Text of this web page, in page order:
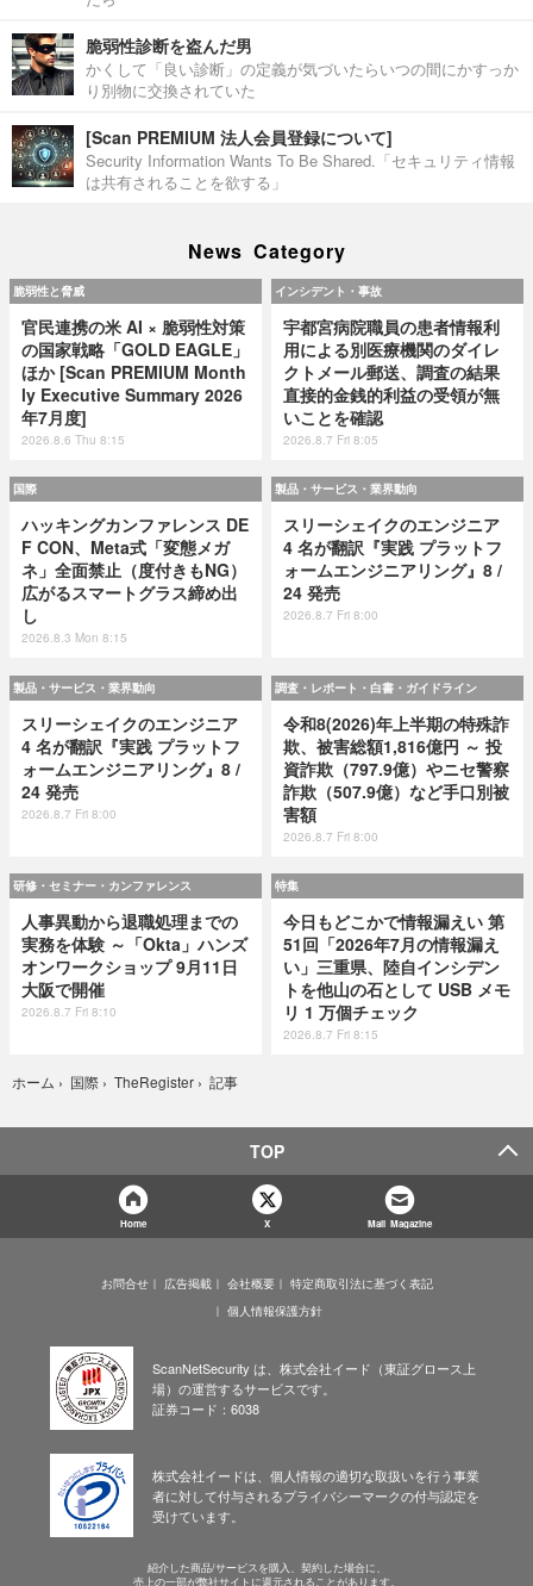
脆弱性診断を盗んだ男
かくして「良い診断」の定義が気づいたらいつの間にかすっか
り別物に交換されていた
[Scan PREMIUM 法人会員登録について]
Security Information Wants To Be Shared.「セキュリティ情報
は共有されることを欲する」
News Category
脆弱性と脅威
官民連携の米 AI × 脆弱性対策
の国家戦略「GOLD EAGLE」
ほか [Scan PREMIUM Month
ly Executive Summary 2026
年7月度]
2026.8.6 Thu 8:15
インシデント・事故
宇都宮病院職員の患者情報利
用による別医療機関のダイレ
クトメール郵送、調査の結果
直接的金銭的利益の受領が無
いことを確認
2026.8.7 Fri 8:05
国際
ハッキングカンファレンス DE
F CON、Meta式「変態メガ
ネ」全面禁止（度付きもNG）
広がるスマートグラス締め出
し
2026.8.3 Mon 8:15
製品・サービス・業界動向
スリーシェイクのエンジニア
4 名が翻訳『実践 プラットフ
ォームエンジニアリング』8 /
24 発売
2026.8.7 Fri 8:00
製品・サービス・業界動向
スリーシェイクのエンジニア
4 名が翻訳『実践 プラットフ
ォームエンジニアリング』8 /
24 発売
2026.8.7 Fri 8:00
調査・レポート・白書・ガイドライン
令和8(2026)年上半期の特殊詐
欺、被害総額1,816億円 ～ 投
資詐欺（797.9億）やニセ警察
詐欺（507.9億）など手口別被
害額
2026.8.7 Fri 8:00
研修・セミナー・カンファレンス
人事異動から退職処理までの
実務を体験 ～「Okta」ハンズ
オンワークショップ 9月11日
大阪で開催
2026.8.7 Fri 8:10
特集
今日もどこかで情報漏えい 第
51回「2026年7月の情報漏え
い」三重県、陸自インシデン
トを他山の石として USB メモ
リ 1 万個チェック
2026.8.7 Fri 8:15
ホーム › 国際 › TheRegister › 記事
TOP
Home X Mail Magazine
お問合せ 広告掲載 会社概要
特定商取引法に基づく表記
個人情報保護方針
ScanNetSecurity は、株式会社イード（東証グロース上
場）の運営するサービスです。
証券コード：6038
株式会社イードは、個人情報の適切な取扱いを行う事業
者に対して付与されるプライバシーマークの付与認定を
受けています。
紹介した商品/サービスを購入、契約した場合に、
売上の一部が弊社サイトに還元されることがあります。